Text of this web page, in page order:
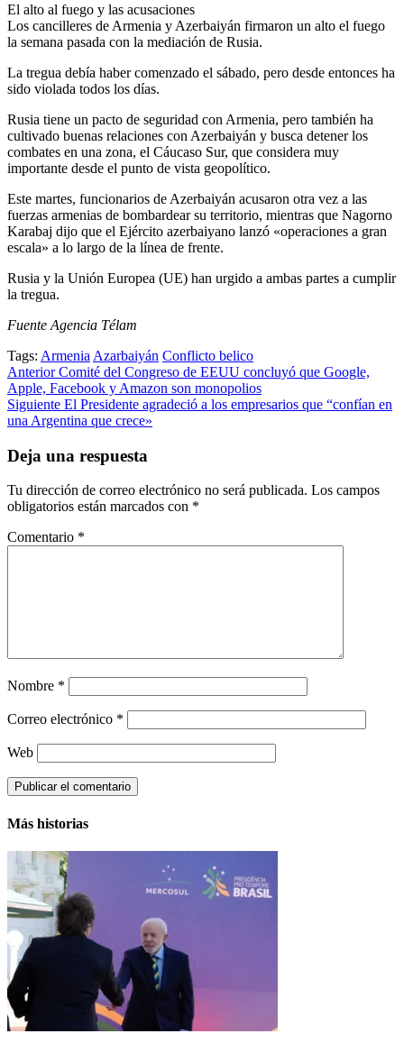
El alto al fuego y las acusaciones
Los cancilleres de Armenia y Azerbaiyán firmaron un alto el fuego
la semana pasada con la mediación de Rusia.
La tregua debía haber comenzado el sábado, pero desde entonces ha
sido violada todos los días.
Rusia tiene un pacto de seguridad con Armenia, pero también ha
cultivado buenas relaciones con Azerbaiyán y busca detener los
combates en una zona, el Cáucaso Sur, que considera muy
importante desde el punto de vista geopolítico.
Este martes, funcionarios de Azerbaiyán acusaron otra vez a las
fuerzas armenias de bombardear su territorio, mientras que Nagorno
Karabaj dijo que el Ejército azerbaiyano lanzó «operaciones a gran
escala» a lo largo de la línea de frente.
Rusia y la Unión Europea (UE) han urgido a ambas partes a cumplir
la tregua.
Fuente Agencia Télam
Tags: Armenia Azarbaiyán Conflicto belico
Post
navigation
AnteriorComité del Congreso de EEUU concluyó que Google,
Apple, Facebook y Amazon son monopolios
Siguiente El Presidente agradeció a los empresarios que “confían en
una Argentina que crece»
Deja una respuesta
Tu dirección de correo electrónico no será publicada. Los campos
obligatorios están marcados con *
Comentario *
Nombre *
Correo electrónico *
Web
Más historias